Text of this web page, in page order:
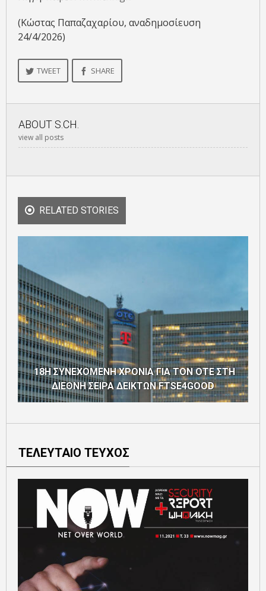
(Κώστας Παπαζαχαρίου, αναδημοσίευση
24/4/2026)
TWEET SHARE
ABOUT S.CH.
view all posts
RELATED STORIES
18Η ΣΥΝΕΧΟΜΕΝΗ ΧΡΟΝΙΑ ΓΙΑ ΤΟΝ ΟΤΕ ΣΤΗ
ΔΙΕΘΝΗ ΣΕΙΡΑ ΔΕΙΚΤΩΝ FTSE4GOOD
ΤΕΛΕΥΤΑΙΟ ΤΕΥΧΟΣ